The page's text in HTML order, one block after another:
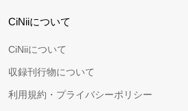
CiNiiについて
CiNiiについて
収録刊行物について
利用規約・プライバシーポリシー